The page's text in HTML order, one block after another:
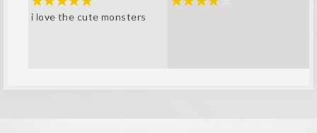
i love the cute monsters